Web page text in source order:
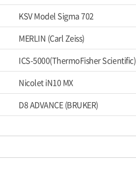
KSV Model Sigma 702
MERLIN (Carl Zeiss)
ICS-5000(ThermoFisher Scientific)
Nicolet iN10 MX
D8 ADVANCE (BRUKER)